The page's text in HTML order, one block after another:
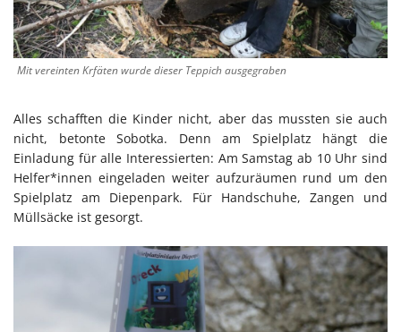
Mit vereinten Krfäten wurde dieser Teppich ausgegraben
Alles schafften die Kinder nicht, aber das mussten sie auch
nicht, betonte Sobotka. Denn am Spielplatz hängt die
Einladung für alle Interessierten: Am Samstag ab 10 Uhr sind
Helfer*innen eingeladen weiter aufzuräumen rund um den
Spielplatz am Diepenpark. Für Handschuhe, Zangen und
Müllsäcke ist gesorgt.